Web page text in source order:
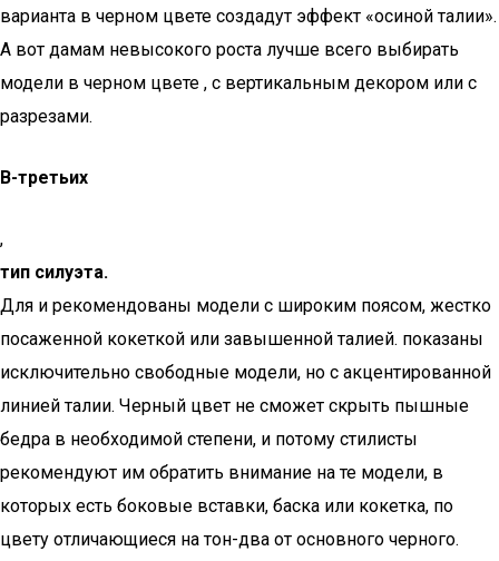
варианта в черном цвете создадут эффект «осиной талии».
А вот дамам невысокого роста лучше всего выбирать
модели в черном цвете , с вертикальным декором или с
разрезами.
В-третьих
,
тип силуэта.
Для и рекомендованы модели с широким поясом, жестко
посаженной кокеткой или завышенной талией. показаны
исключительно свободные модели, но с акцентированной
линией талии. Черный цвет не сможет скрыть пышные
бедра в необходимой степени, и потому стилисты
рекомендуют им обратить внимание на те модели, в
которых есть боковые вставки, баска или кокетка, по
цвету отличающиеся на тон-два от основного черного.